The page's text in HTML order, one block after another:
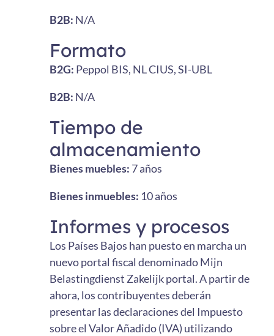
B2B: N/A
Formato
B2G: Peppol BIS, NL CIUS, SI-UBL
B2B: N/A
Tiempo de
almacenamiento
Bienes muebles: 7 años
Bienes inmuebles: 10 años
Informes y procesos
Los Países Bajos han puesto en marcha un
nuevo portal fiscal denominado Mijn
Belastingdienst Zakelijk portal. A partir de
ahora, los contribuyentes deberán
presentar las declaraciones del Impuesto
sobre el Valor Añadido (IVA) utilizando